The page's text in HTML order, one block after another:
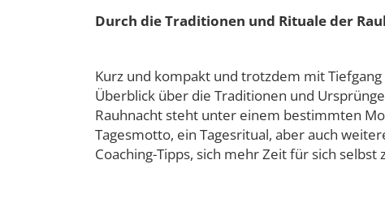
Durch die Traditionen und Rituale der
Kurz und kompakt und trotzdem mit
Überblick über die Traditionen und
Rauhnacht steht unter einem bestimmten
Tagesmotto, ein Tagesritual, aber auch
Coaching-Tipps, sich mehr Zeit für sich